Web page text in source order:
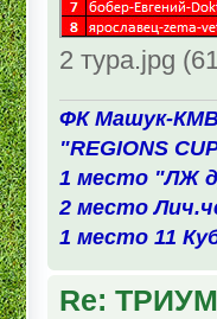
2 тура.jpg
ФК Машук-
"REGIONS
1 место "ЛЖ
2 место
1 место 11
Re: